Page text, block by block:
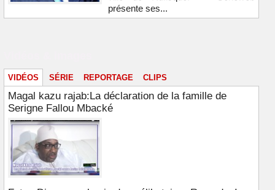
présente ses...
VIDÉOS SÉRIE REPORTAGE CLIPS
Magal kazu rajab:La déclaration de la famille de
Serigne Fallou Mbacké